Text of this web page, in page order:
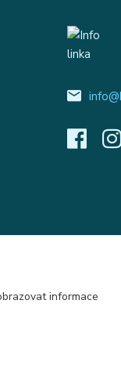
informace